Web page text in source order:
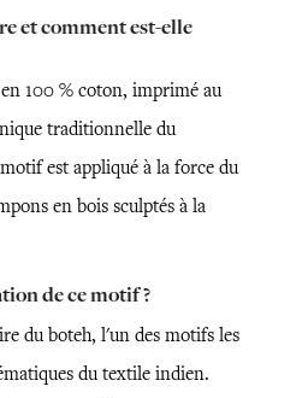
et comment est-elle
100 % coton, imprimé au
traditionnelle du
est appliqué à la force du
en bois sculptés à la
de ce motif ?
du boteh, l'un des motifs les
du textile indien.